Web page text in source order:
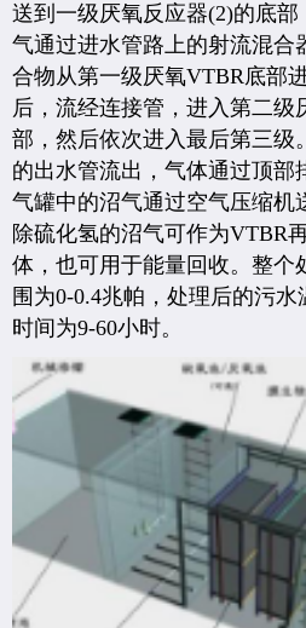
送到一级厌氧反应器(2)的底
气通过进水管路上的射流混合
合物从第一级厌氧VTBR底部
后，流经连接管，进入第二级
部，然后依次进入最后第三级
的出水管流出，气体通过顶部
气罐中的沼气通过空气压缩机
除硫化氢的沼气可作为VTBR
体，也可用于能量回收。整个
围为0-0.4兆帕，处理后的污
时间为9-60小时。